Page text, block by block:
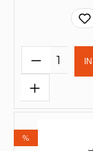
Produkt
%